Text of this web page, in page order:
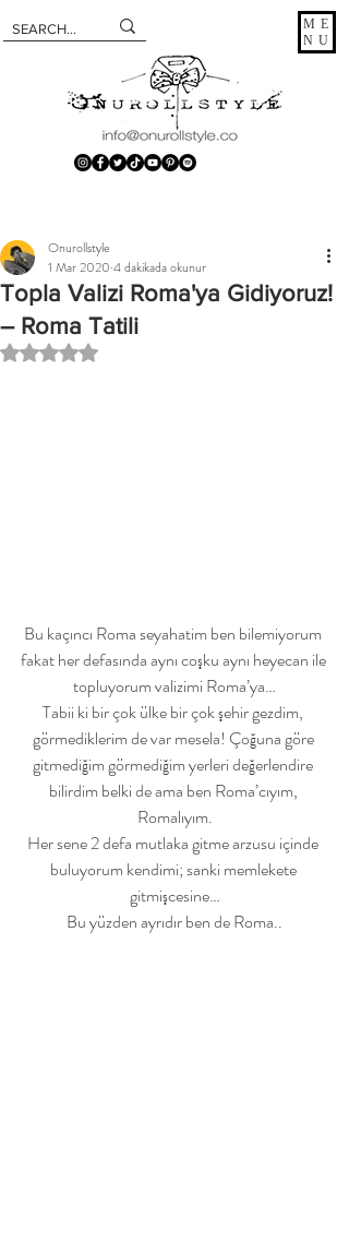
ME
NU
Topla Valizi Roma'ya Gidiyoruz!
– Roma Tatili
Onurollstyle
1 Mar 2020 4 dakikada okunur
5 üzerinden NaN yıldız
Bu kaçıncı Roma seyahatim ben bilemiyorum
fakat her defasında aynı coşku aynı heyecan ile
topluyorum valizimi Roma’ya…
Tabii ki bir çok ülke bir çok şehir gezdim,
görmediklerim de var mesela! Çoğuna göre
gitmediğim görmediğim yerleri değerlendire
bilirdim belki de ama ben Roma’cıyım,
Romalıyım.
Her sene 2 defa mutlaka gitme arzusu içinde
buluyorum kendimi; sanki memlekete
gitmişcesine…
Bu yüzden ayrıdır ben de Roma..